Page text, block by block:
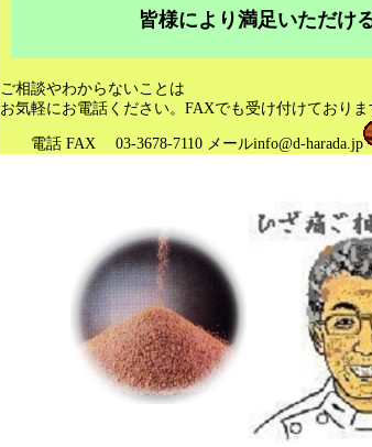
皆様により満足いただけるサ
ご相談やわからないことは
お気軽にお電話ください。FAXでも受け付けておりま
電話 FAX 03-3678-7110 メールinfo@d-harada.jp